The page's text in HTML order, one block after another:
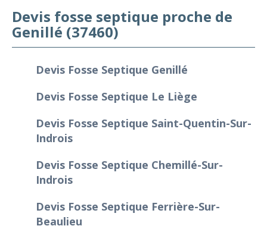
Devis fosse septique proche de
Genillé (37460)
Devis Fosse Septique Genillé
Devis Fosse Septique Le Liège
Devis Fosse Septique Saint-Quentin-Sur-
Indrois
Devis Fosse Septique Chemillé-Sur-
Indrois
Devis Fosse Septique Ferrière-Sur-
Beaulieu